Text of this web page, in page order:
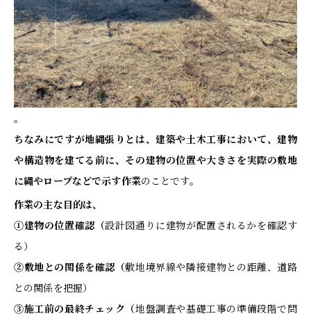
。
ちなみにですが地縄張りとは、建築や土木工事において、建物
や構造物を建てる前に、その建物の位置や大きさを実際の敷地
に縄やロープなどで示す作業のことです。
作業の主な目的は、
①建物の位置確認（設計図通りに建物が配置されるかを確認す
る）
②敷地との関係を確認（敷地境界線や隣接建物との距離、道路
との関係を把握）
③施工前の最終チェック（地盤調査や基礎工事の準備段階で問